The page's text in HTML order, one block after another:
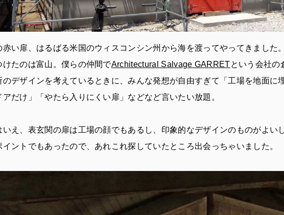
赤い扉、はるばる米国のウィスコンシン州から海を渡ってやってきました
けたのは富山。僕らの仲間でArchitectural Salvage GARRETという会社の
のデザインを考えているときに、みんな発想が自由すぎて「工場を地面に
アだけ」「やたら入りにくい扉」などなど言いたい放題。
いえ、表玄関の扉は工場の顔でもあるし、印象的なデザインのものがよい
イントでもあったので、あれこれ探していたところ出会っちゃいました。